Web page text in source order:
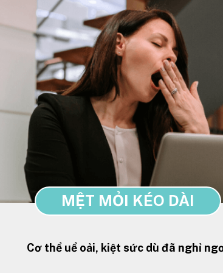
MỆT MỎI KÉO DÀI
Cơ thể uể oải, kiệt sức dù đã nghỉ